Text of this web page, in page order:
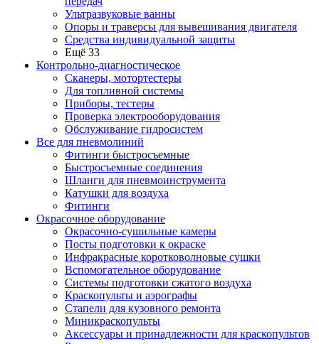
Ультразвуковые ванны
Опоры и траверсы для вывешивания двигателя
Средства индивидуальной защиты
Ещё 33
Контрольно-диагностическое
Сканеры, мотортестеры
Для топливной системы
Приборы, тестеры
Проверка электрооборудования
Обслуживание гидросистем
Все для пневмолиний
Фитинги быстросъемные
Быстросъемные соединения
Шланги для пневмоинструмента
Катушки для воздуха
Фитинги
Окрасочное оборудование
Окрасочно-сушильные камеры
Посты подготовки к окраске
Инфракрасные коротковолновые сушки
Вспомогательное оборудование
Системы подготовки сжатого воздуха
Краскопульты и аэрографы
Стапели для кузовного ремонта
Миникраскопульты
Аксессуары и принадлежности для краскопультов